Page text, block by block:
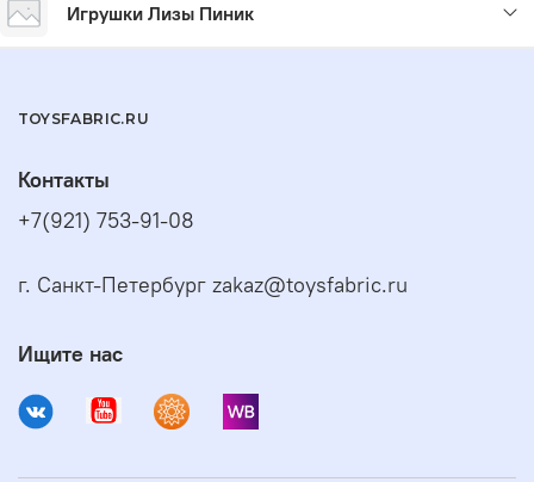
Игрушки Лизы Пиник
TOYSFABRIC.RU
Контакты
+7(921) 753-91-08
г. Санкт-Петербург zakaz@toysfabric.ru
Ищите нас